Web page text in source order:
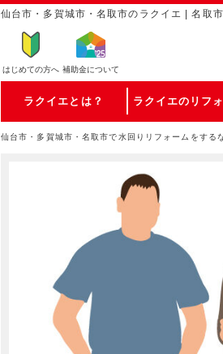
仙台市・多賀城市・名取市のラクイエ | 名取
はじめての方へ 補助金について
ラクイエとは？ ラクイエのリフ
仙台市・多賀城市・名取市で水回りリフォームをする